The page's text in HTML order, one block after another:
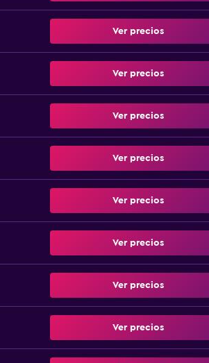
Ver precios
Ver precios
Ver precios
Ver precios
Ver precios
Ver precios
Ver precios
Ver precios